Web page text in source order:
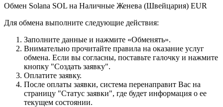
Обмен Solana SOL на Наличные Женева (Швейцария) EUR
Для обмена выполните следующие действия:
Заполните данные и нажмите «Обменять».
Внимательно прочитайте правила на оказание услуг
обмена. Если вы согласны, поставьте галочку и нажмите
кнопку "Создать заявку".
Оплатите заявку.
После оплаты заявки, система перенаправит Вас на
страницу "Статус заявки", где будет информация о ее
текущем состоянии.